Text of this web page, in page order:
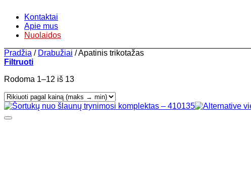
Kontaktai
Apie mus
Nuolaidos
Pradžia / Drabužiai /Apatinis trikotažas
Filtruoti
Rodoma 1–12 iš 13Rūšiuojama
kainą:
nuo